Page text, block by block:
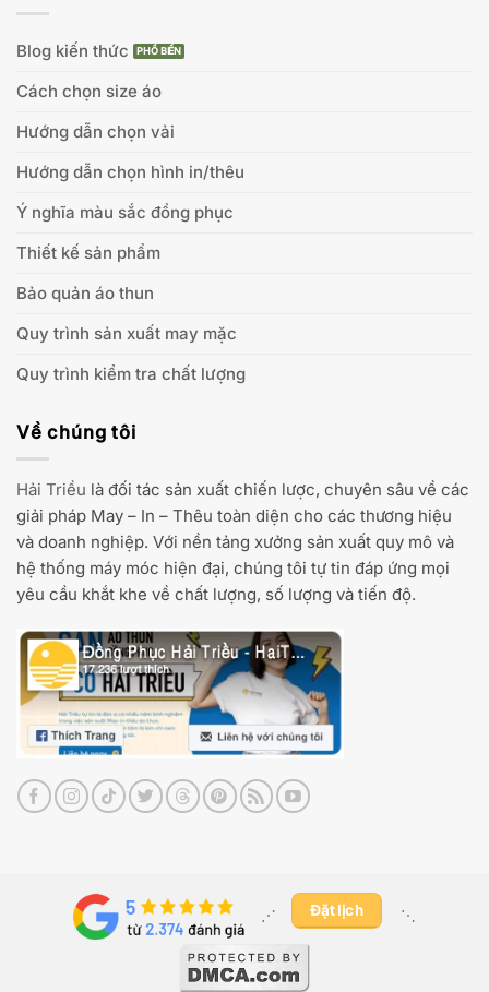
Blog kiến thức
Cách chọn size áo
Hướng dẫn chọn vải
Hướng dẫn chọn hình in/thêu
Ý nghĩa màu sắc đồng phục
Thiết kế sản phẩm
Bảo quản áo thun
Quy trình sản xuất may mặc
Quy trình kiểm tra chất lượng
Về chúng tôi
Hải Triều là đối tác sản xuất chiến lược, chuyên sâu về các
giải pháp May – In – Thêu toàn diện cho các thương hiệu
và doanh nghiệp. Với nền tảng xưởng sản xuất quy mô và
hệ thống máy móc hiện đại, chúng tôi tự tin đáp ứng mọi
yêu cầu khắt khe về chất lượng, số lượng và tiến độ.
⋰ ​ Đặt lịch ⋱